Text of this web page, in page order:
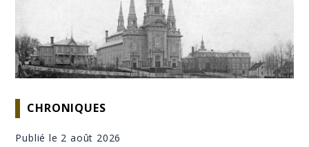
CHRONIQUES
Publié le 2 août 2026